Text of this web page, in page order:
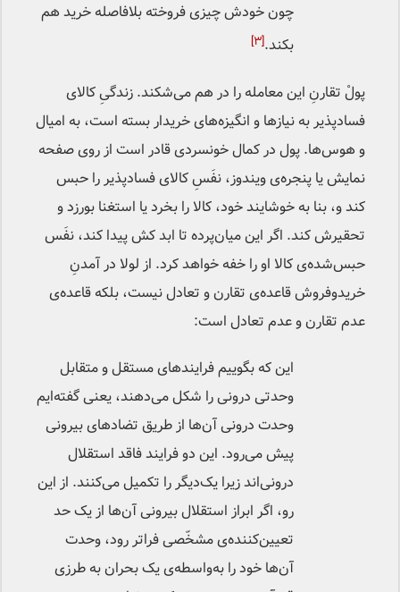
چون خودش چیزی فروخته بلافاصله خرید هم
بکند.[۳]
پولْ تقارنِ این معامله را در هم می‌شکند. زندگیِ کالای
فسادپذیر به نیازها و انگیزه‌های خریدار بسته است، به امیال
و هوس‌ها. پول در کمال خونسردی قادر است از روی صفحه
نمایش یا پنجره‌ی ویندوز، نفَسِ‌ کالای فسادپذیر را حبس
کند و، بنا به خوشایند خود، کالا را بخرد یا استغنا بورزد و
تحقیرش کند. اگر این میان‌پرده تا ابد کش پیدا کند، نفَس
حبس‌شده‌ی کالا او را خفه خواهد کرد. از لولا در آمدنِ
خریدوفروش قاعده‌ی تقارن و تعادل نیست، بلکه قاعده‌ی
عدم تقارن و عدم تعادل است:
این که بگوییم فرایندهای مستقل و متقابل
وحدتی درونی را شکل می‌دهند، یعنی گفته‌ایم
وحدت درونی آن‌ها از طریق تضادهای بیرونی
پیش می‌رود. این دو فرایند فاقد استقلال
درونی‌اند زیرا یک‌دیگر را تکمیل می‌کنند. از این
رو، اگر ابراز استقلال بیرونی آن‌ها از یک حد
تعیین‌کننده‌ی مشخّصی فراتر رود، وحدت
آن‌ها خود را به‌واسطه‌ی یک بحران به طرزی